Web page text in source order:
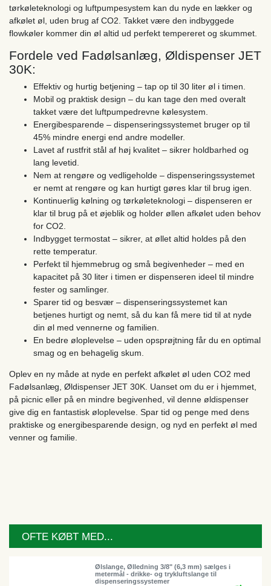
tørkøleteknologi og luftpumpesystem kan du nyde en lækker og
afkølet øl, uden brug af CO2. Takket være den indbyggede
flowkøler kommer din øl altid ud perfekt tempereret og skummet.
Fordele ved Fadølsanlæg, Øldispenser JET
30K:
Effektiv og hurtig betjening – tap op til 30 liter øl i timen.
Mobil og praktisk design – du kan tage den med overalt
takket være det luftpumpedrevne kølesystem.
Energibesparende – dispenseringssystemet bruger op til
45% mindre energi end andre modeller.
Lavet af rustfrit stål af høj kvalitet – sikrer holdbarhed og
lang levetid.
Nem at rengøre og vedligeholde – dispenseringssystemet
er nemt at rengøre og kan hurtigt gøres klar til brug igen.
Kontinuerlig kølning og tørkøleteknologi – dispenseren er
klar til brug på et øjeblik og holder øllen afkølet uden behov
for CO2.
Indbygget termostat – sikrer, at øllet altid holdes på den
rette temperatur.
Perfekt til hjemmebrug og små begivenheder – med en
kapacitet på 30 liter i timen er dispenseren ideel til mindre
fester og samlinger.
Sparer tid og besvær – dispenseringssystemet kan
betjenes hurtigt og nemt, så du kan få mere tid til at nyde
din øl med vennerne og familien.
En bedre øloplevelse – uden opsprøjtning får du en optimal
smag og en behagelig skum.
Oplev en ny måde at nyde en perfekt afkølet øl uden CO2 med
Fadølsanlæg, Øldispenser JET 30K. Uanset om du er i hjemmet,
på picnic eller på en mindre begivenhed, vil denne øldispenser
give dig en fantastisk øloplevelse. Spar tid og penge med dens
praktiske og energibesparende design, og nyd en perfekt øl med
venner og familie.
OFTE KØBT MED...
Ølslange, Ølledning 3/8" (6,3 mm) sælges i
metermål - drikke- og trykluftslange til
dispenseringssystemer